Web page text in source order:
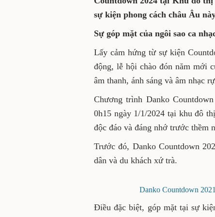
Khu đô thị Danko City.
phong cách châu Âu này
Sự góp mặt của ngôi sao
Lấy cảm hứng từ sự kiện
New York sôi động, lễ hội
trong không khí sôi động,
Chương trình Danko
31/12/2023 - 0h15 ngày 1/1/
khách những trải
2024.
quên với người dân và du